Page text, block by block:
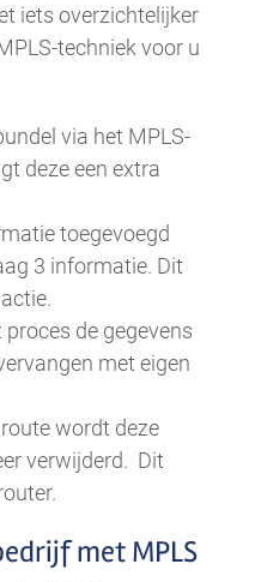
iets overzichtelijker
techniek voor u
via het MPLS-
deze een extra
toegevoegd
3 informatie. Dit
de gegevens
met eigen
wordt deze
verwijderd. Dit
met MPLS